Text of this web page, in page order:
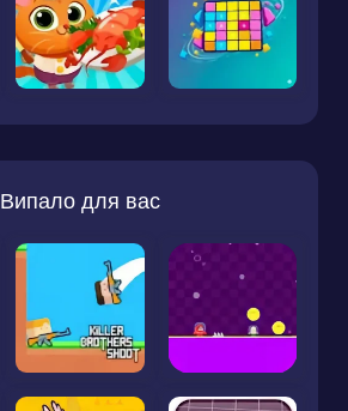
Випало для вас